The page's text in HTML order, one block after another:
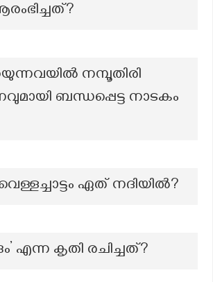
നമ്പൂതിരി
ബന്ധപ്പെട്ട നാടകം
ഏത് നദിയിൽ?
എന്ന കൃതി രചിച്ചത്?